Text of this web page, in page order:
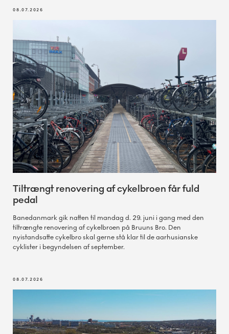
08.07.2026
Tiltrængt renovering af cykelbroen får fuld
pedal
Banedanmark gik natten til mandag d. 29. juni i gang med den
tiltrængte renovering af cykelbroen på Bruuns Bro. Den
nyistandsatte cykelbro skal gerne stå klar til de aarhusianske
cyklister i begyndelsen af september.
08.07.2026